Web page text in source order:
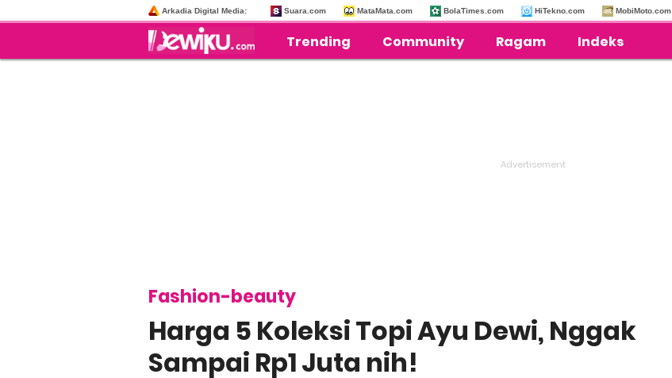
Arkadia Digital Media: Suara.com MataMata.com BolaTimes.com HiTekno.com MobiMoto.com
Trending Community Ragam Indeks
Fashion-beauty
Harga 5 Koleksi Topi Ayu Dewi, Nggak
Sampai Rp1 Juta nih!